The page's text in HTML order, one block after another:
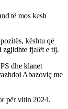
të mos kesh
kështu që
zgjidhte fjalët e tij.
dhe klanet
Abazoviç me
për vitin 2024.